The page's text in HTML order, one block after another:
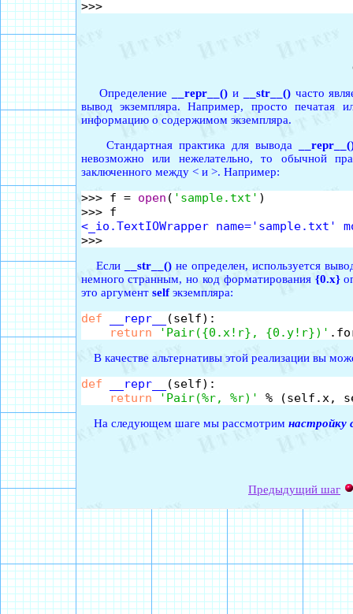
Определение
__repr__()и __str__()часто
вывод экземпляра. Например, просто печатая
информацию о содержимом экземпляра.
Стандартная практика для вывода
невозможно или нежелательно, то обычной
заключенного между < и >. Например:
>>> f = open ( 'sample.txt' )
<_io.TextIOWrapper name='sample.txt'
Если __str__() не определен, используется
немного странным, но код форматирования {0.x}
это аргумент selfэкземпляра:
def __repr__
(self):
return
'Pair({0.x!r}, {0.y!r})'
В качестве альтернативы этой реализации вы
def __repr__
(self):
return
'Pair(%r, %r)'
На следующем шаге мы рассмотрим настройку
Предыдущий шаг